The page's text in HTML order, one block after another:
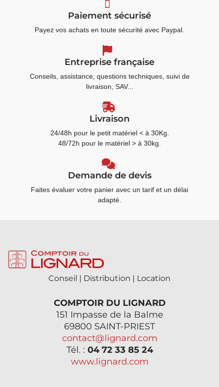
Paiement sécurisé
Payez vos achats en toute sécurité avec Paypal.
Entreprise française
Conseils, assistance, questions techniques, suivi de
livraison, SAV...
Livraison
24/48h pour le petit matériel < à 30Kg.
48/72h pour le matériel > à 30kg.
Demande de devis
Faites évaluer votre panier avec un tarif et un délai
adapté.
Conseil | Distribution | Location
COMPTOIR DU LIGNARD
151 Impasse de la Balme
69800 SAINT-PRIEST
contact@lignard.com
Tél. : 04 72 33 85 24
www.lignard.com